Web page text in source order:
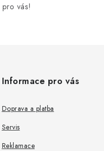
vás!
Informace pro vás
Doprava a platba
Servis
Reklamace